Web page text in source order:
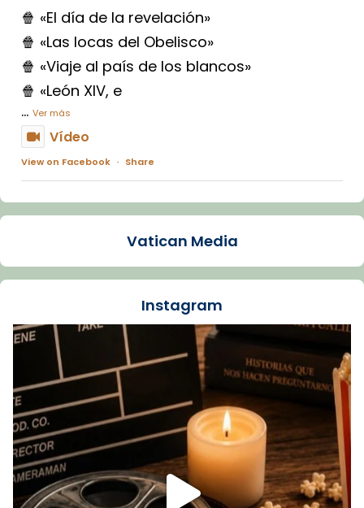
🍿 «El día de la revelación»
🍿 «Las locas del Obelisco»
🍿 «Viaje al país de los blancos»
🍿 «León XIV, e
... Ver más
Vídeo
View on Facebook · Share
Arquebisbat de Barcelona
La Carmina va patir depressió. Fa gairebé
dos mesos, a l'Estadi Lluís Companys, la
Recupera l'entrevista comp
Vatican
tican News 👇
www.vaticannews.va/es/iglesia/news/2026-
07/carmina-historia-depresion-papa-viaje-
espana-testimoni...
Foto
View on Facebook · Share
Vatican Media
Instagram